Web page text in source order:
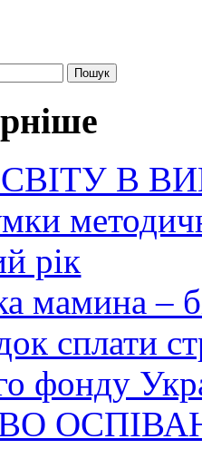
В
рік
мамина –
сплати
фонду